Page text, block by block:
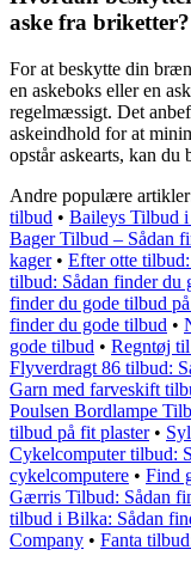
aske fra briketter?
For at beskytte din
en askeboks eller en
regelmæssigt. Det
askeindhold for at
opstår askearts, kan
Andre populære
tilbud • Baileys Tilbud
Bager Tilbud – Sådan
kager• Efter otte
tilbud: Sådan finder du
finder du gode tilbud
finder du gode tilbud •
gode tilbud • Regntøj
Flyverdragt 86 tilbud:
Garn med farveskift
Poulsen Bordlampe
tilbud på fit plaster•
Cykelcomputer tilbud:
cykelcomputere • Find
Gærris Tilbud: Sådan
tilbud i Bilka: Sådan
Company • Fanta